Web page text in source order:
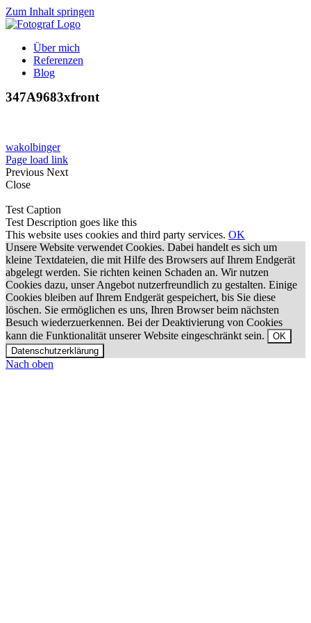
Zum Inhalt springen
Über mich
Referenzen
Blog
347A9683xfront
wakolbinger
Page load link
Previous Next
Close
Test Caption
Test Description goes like this
This website uses cookies and third party services. OK
Unsere Website verwendet Cookies. Dabei handelt es sich um
kleine Textdateien, die mit Hilfe des Browsers auf Ihrem Endgerät
abgelegt werden. Sie richten keinen Schaden an. Wir nutzen
Cookies dazu, unser Angebot nutzerfreundlich zu gestalten. Einige
Cookies bleiben auf Ihrem Endgerät gespeichert, bis Sie diese
löschen. Sie ermöglichen es uns, Ihren Browser beim nächsten
Besuch wiederzuerkennen. Bei der Deaktivierung von Cookies
kann die Funktionalität unserer Website eingeschränkt sein.
OK
Datenschutzerklärung
Nach oben